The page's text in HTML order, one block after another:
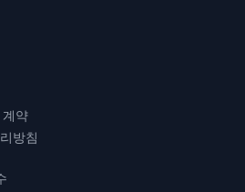
약
방침